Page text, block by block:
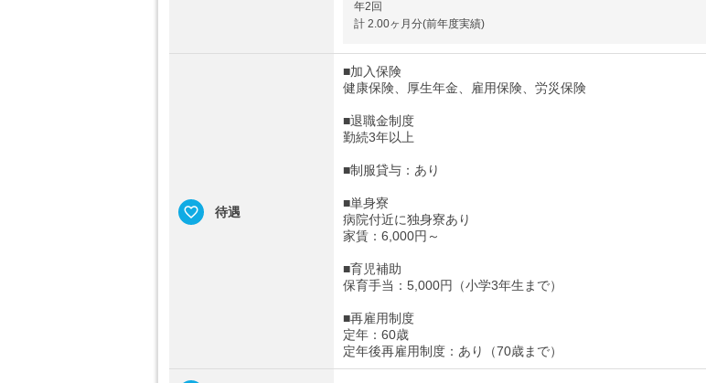
年2回
計 2.00ヶ月分(前年度実績)
待遇
■加入保険
健康保険、厚生年金、雇用保険、労災保険
■退職金制度
勤続3年以上
■制服貸与：あり
■単身寮
病院付近に独身寮あり
家賃：6,000円～
■育児補助
保育手当：5,000円（小学3年生まで）
■再雇用制度
定年：60歳
定年後再雇用制度：あり（70歳まで）